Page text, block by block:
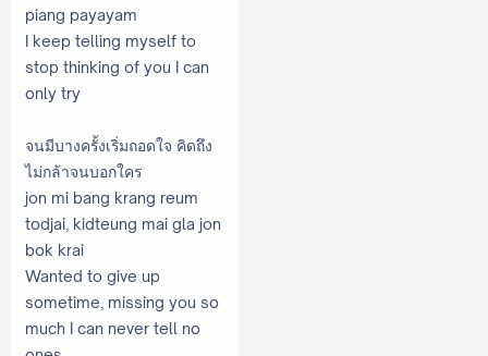
piang payayam
I keep telling myself to
stop thinking of you I can
only try
จนมีบางครั้งเริ่มถอดใจ คิดถึง
ไม่กล้าจนบอกใคร
jon mi bang krang reum
todjai, kidteung mai gla jon
bok krai
Wanted to give up
sometime, missing you so
much I can never tell no